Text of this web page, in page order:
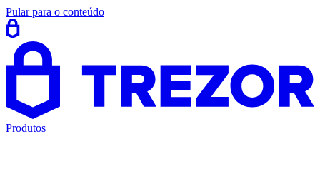
Pular para o conteúdo
Produtos